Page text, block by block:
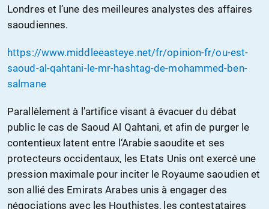
Londres et l’une des meilleures analystes des affaires
saoudiennes.
https://www.middleeasteye.net/fr/opinion-fr/ou-est-
saoud-al-qahtani-le-mr-hashtag-de-mohammed-ben-
salmane
Parallèlement à l’artifice visant à évacuer du débat
public le cas de Saoud Al Qahtani, et afin de purger le
contentieux latent entre l‘Arabie saoudite et ses
protecteurs occidentaux, les Etats Unis ont exercé une
pression maximale pour inciter le Royaume saoudien et
son allié des Emirats Arabes unis à engager des
négociations avec les Houthistes, les contestataires